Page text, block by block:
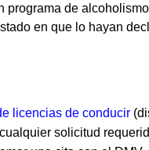
de
en que lo hayan
licencias de conducir
solicitud